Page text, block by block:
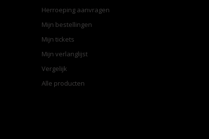
Herroeping aanvragen
Mijn bestellingen
Mijn tickets
Mijn verlanglijst
Vergelijk
Alle producten